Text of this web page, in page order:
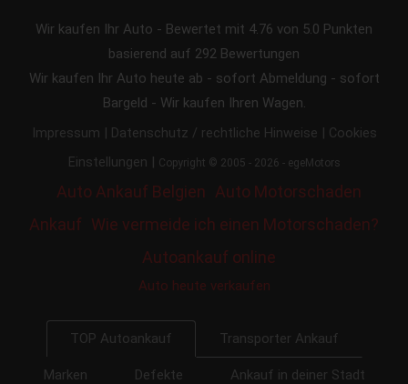
Wir kaufen Ihr Auto - Bewertet mit 4.76 von 5.0 Punkten
basierend auf 292 Bewertungen
Wir kaufen Ihr Auto heute ab - sofort Abmeldung - sofort
Bargeld - Wir kaufen Ihren Wagen.
Impressum | Datenschutz / rechtliche Hinweise | Cookies
Einstellungen | Copyright © 2005 - 2026 - egeMotors
Auto Ankauf Belgien
Auto Motorschaden
Ankauf Wie vermeide ich einen Motorschaden?
Autoankauf online
Auto heute verkaufen
TOP Autoankauf Transporter Ankauf
Marken Defekte Ankauf in deiner Stadt